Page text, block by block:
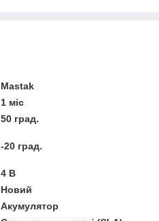
Mastak
1 міс
50 град.
-20 град.
4 В
Новий
Акумулятор